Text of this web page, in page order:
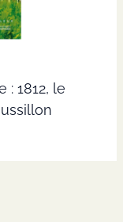
: 1812, le